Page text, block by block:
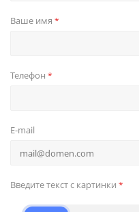
Ваше имя *
Телефон *
E-mail
Введите текст с картинки *